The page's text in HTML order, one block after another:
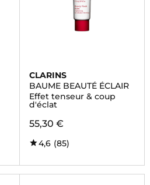
CLARINS
BAUME BEAUTÉ ÉCLAIR
Effet tenseur & coup
d'éclat
55,30 €
4,6 (85)